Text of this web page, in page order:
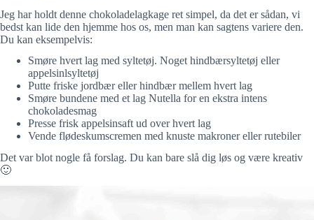
Jeg har holdt denne chokoladelagkage ret simpel, da det er sådan, vi
bedst kan lide den hjemme hos os, men man kan sagtens variere den.
Du kan eksempelvis:
Smøre hvert lag med syltetøj. Noget hindbærsyltetøj eller
appelsinlsyltetøj
Putte friske jordbær eller hindbær mellem hvert lag
Smøre bundene med et lag Nutella for en ekstra intens
chokoladesmag
Presse frisk appelsinsaft ud over hvert lag
Vende flødeskumscremen med knuste makroner eller rutebiler
Det var blot nogle få forslag. Du kan bare slå dig løs og være kreativ
🙂